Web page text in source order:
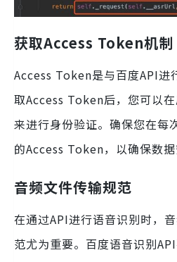
获取Access Token机制
Access Token是与百度API进
取Access Token后，您可以
来进行身份验证。确保您在每
的Access Token，以确保数据
音频文件传输规范
在通过API进行语音识别时，
范尤为重要。百度语音识别